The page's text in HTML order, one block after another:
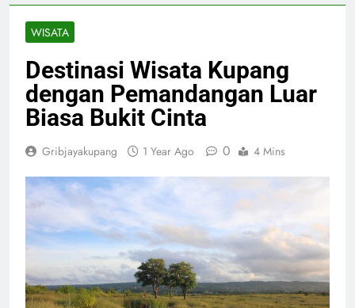
WISATA
Destinasi Wisata Kupang
dengan Pemandangan Luar
Biasa Bukit Cinta
Gribjayakupang 1 Year Ago 0 4 Mins